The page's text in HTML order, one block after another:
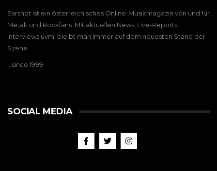
Earshot ist ein österreichisches Online-Musikmagazin von und für
Metal- und Rockfans. Mit aktuellen News, Live-Reports,
Interviews uvm. bleibt man immer auf dem neuesten Stand der
Szene.
…since 1999
SOCIAL MEDIA